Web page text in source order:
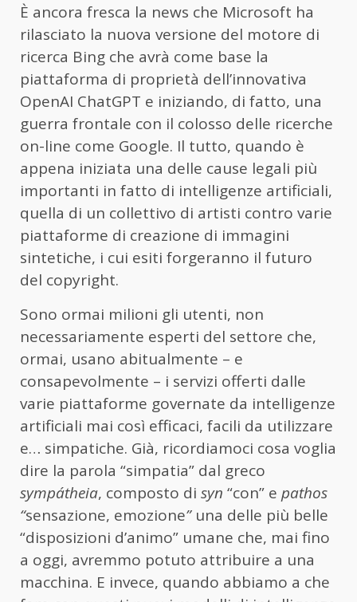
È ancora fresca la news che Microsoft ha
rilasciato la nuova versione del motore di
ricerca Bing che avrà come base la
piattaforma di proprietà dell’innovativa
OpenAI ChatGPT e iniziando, di fatto, una
guerra frontale con il colosso delle ricerche
on-line come Google. Il tutto, quando è
appena iniziata una delle cause legali più
importanti in fatto di intelligenze artificiali,
quella di un collettivo di artisti contro varie
piattaforme di creazione di immagini
sintetiche, i cui esiti forgeranno il futuro
del copyright.
Sono ormai milioni gli utenti, non
necessariamente esperti del settore che,
ormai, usano abitualmente – e
consapevolmente – i servizi offerti dalle
varie piattaforme governate da intelligenze
artificiali mai così efficaci, facili da utilizzare
e… simpatiche. Già, ricordiamoci cosa voglia
dire la parola “simpatia” dal greco
sympátheia, composto di syn “con” e pathos
“sensazione, emozione” una delle più belle
“disposizioni d’animo” umane che, mai fino
a oggi, avremmo potuto attribuire a una
macchina. E invece, quando abbiamo a che